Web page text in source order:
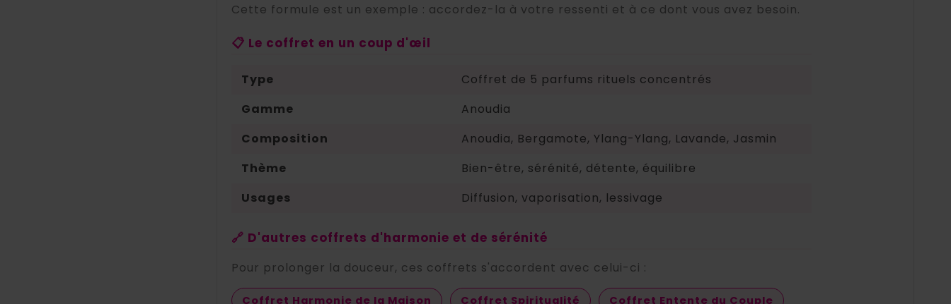
Cette formule est un exemple : accordez-la à votre ressenti et à ce dont vous avez besoin.
📋 Le coffret en un coup d'œil
Type
Coffret de 5 parfums rituels concentrés
Gamme
Anoudia
Composition
Anoudia, Bergamote, Ylang-Ylang, Lavande, Jasmin
Thème
Bien-être, sérénité, détente, équilibre
Usages
Diffusion, vaporisation, lessivage
🔗 D'autres coffrets d'harmonie et de sérénité
Pour prolonger la douceur, ces coffrets s'accordent avec celui-ci :
Coffret Harmonie de la Maison Coffret Spiritualité Coffret Entente du Couple